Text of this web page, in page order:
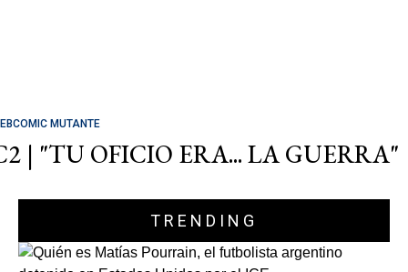
MUTANTE
| "TU OFICIO ERA... LA GUERRA"
TRENDING